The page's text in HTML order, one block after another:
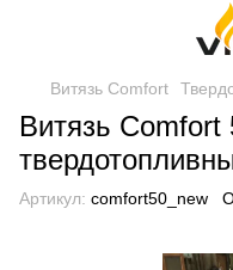
Витязь Comfort
Витязь Comfort
Артикул: comfort50_new